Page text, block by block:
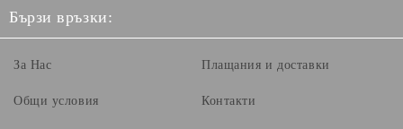
Бързи връзки:
За Нас
Общи условия
Плащания и доставки
Контакти